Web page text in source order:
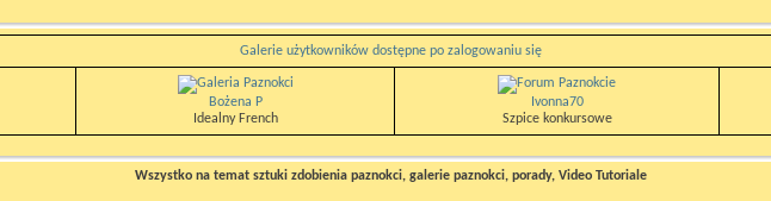
Galerie użytkowników dostępne po zalogowaniu się
Bożena P
Idealny French
Ivonna70
Szpice konkursowe
Wszystko na temat sztuki zdobienia paznokci, galerie paznokci, porady, Video Tutoriale